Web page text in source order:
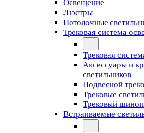
Освещение
Люстры
Потолочные
Трековая система
Трековая
Аксессуары и
светильников
Подвесной
Трековые
Трековый
Встраиваемые